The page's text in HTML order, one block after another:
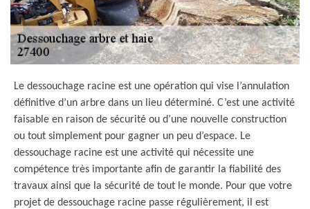
Le dessouchage racine est une opération qui vise l’annulation
définitive d’un arbre dans un lieu déterminé. C’est une activité
faisable en raison de sécurité ou d’une nouvelle construction
ou tout simplement pour gagner un peu d’espace. Le
dessouchage racine est une activité qui nécessite une
compétence très importante afin de garantir la fiabilité des
travaux ainsi que la sécurité de tout le monde. Pour que votre
projet de dessouchage racine passe régulièrement, il est